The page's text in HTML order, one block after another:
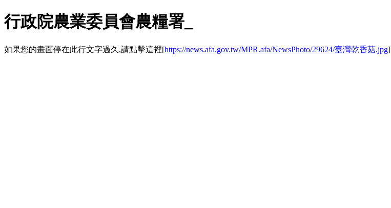
行政院農業委員會農糧署_
如果您的畫面停在此行文字過久,請點擊這裡[https://news.afa.gov.tw/MPR.afa/NewsPhoto/29624/臺灣乾香菇.jpg]